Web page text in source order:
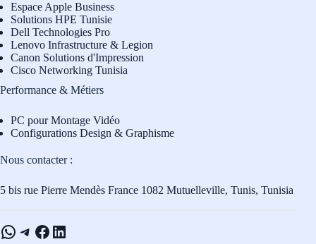
Espace Apple Business
Solutions HPE Tunisie
Dell Technologies Pro
Lenovo Infrastructure & Legion
Canon Solutions d'Impression
Cisco Networking Tunisia
Performance & Métiers
PC pour Montage Vidéo
Configurations Design & Graphisme
Nous contacter :
5 bis rue Pierre Mendès France 1082 Mutuelleville, Tunis, Tunisia
WhatsApp
Telegram
Facebook
LinkedIn